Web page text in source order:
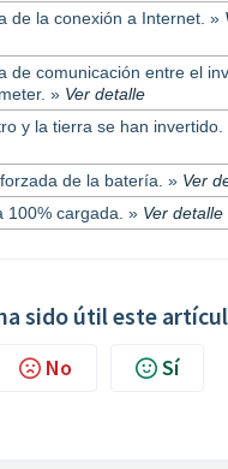
de la conexión a Internet. »
de comunicación entre el
» Ver detalle
y la tierra se han invertido.
de la batería. » Ver
100% cargada. » Ver detalle
sido útil este
No Sí